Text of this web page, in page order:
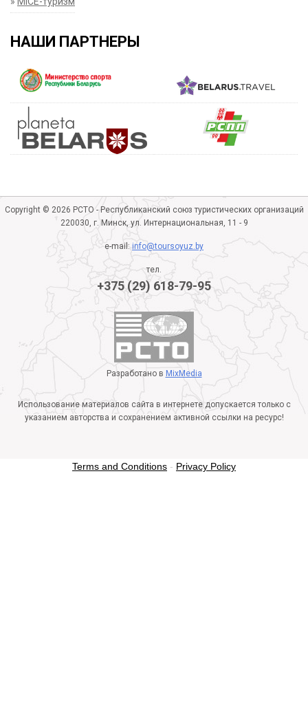
НАШИ ПАРТНЕРЫ
Copyright © 2026 РСТО - Республиканский союз туристических организаций
220030, г. Минск, ул. Интернациональная, 11 - 9
e-mail:info@toursoyuz.by
тел.
+375 (29) 618-79-95
Разработано в MixMedia
Использование материалов сайта в интернете допускается только с
указанием авторства и сохранением активной ссылки на ресурс!
Terms and Conditions - Privacy Policy